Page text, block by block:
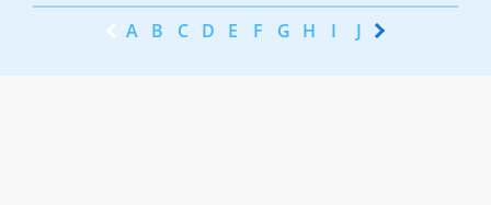
A B C D E F G H I J K